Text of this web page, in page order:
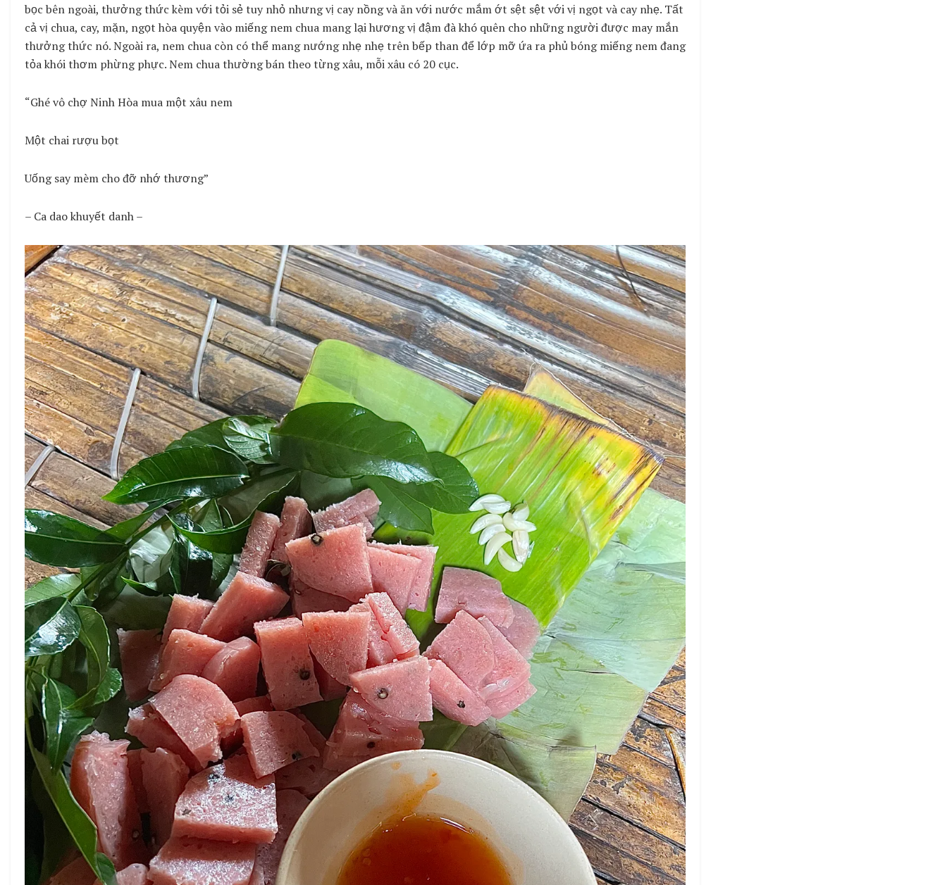
bọc bên ngoài, thưởng thức kèm với tỏi sẻ tuy nhỏ nhưng vị cay nồng và ăn với nước mắm ớt sệt sệt với vị ngọt và cay nhẹ. Tất
cả vị chua, cay, mặn, ngọt hòa quyện vào miếng nem chua mang lại hương vị đậm đà khó quên cho những người được may mắn
thưởng thức nó. Ngoài ra, nem chua còn có thể mang nướng nhẹ nhẹ trên bếp than để lớp mỡ ứa ra phủ bóng miếng nem đang
tỏa khói thơm phừng phực. Nem chua thường bán theo từng xâu, mỗi xâu có 20 cục.
“Ghé vô chợ Ninh Hòa mua một xâu nem
Một chai rượu bọt
Uống say mèm cho đỡ nhớ thương”
– Ca dao khuyết danh –